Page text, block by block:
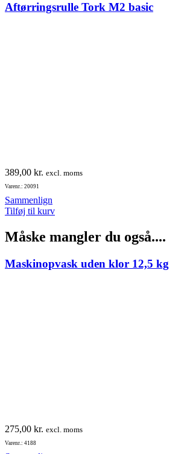
Aftørringsrulle Tork M2 basic
389,00 kr. excl. moms
Varenr.: 20091
Sammenlign
Tilføj til kurv
Måske mangler du også....
Maskinopvask uden klor 12,5 kg
275,00 kr. excl. moms
Varenr.: 4188